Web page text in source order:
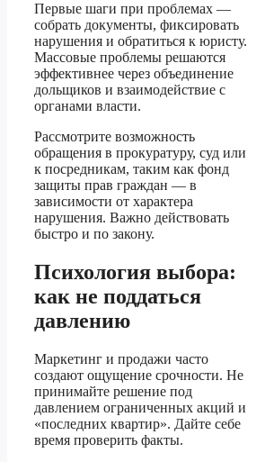
Первые шаги при проблемах —
собрать документы, фиксировать
нарушения и обратиться к юристу.
Массовые проблемы решаются
эффективнее через объединение
дольщиков и взаимодействие с
органами власти.
Рассмотрите возможность
обращения в прокуратуру, суд или
к посредникам, таким как фонд
защиты прав граждан — в
зависимости от характера
нарушения. Важно действовать
быстро и по закону.
Психология выбора:
как не поддаться
давлению
Маркетинг и продажи часто
создают ощущение срочности. Не
принимайте решение под
давлением ограниченных акций и
«последних квартир». Дайте себе
время проверить факты.